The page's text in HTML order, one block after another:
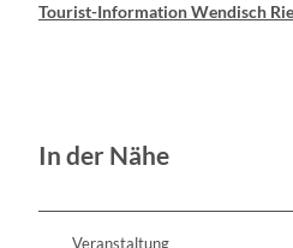
Tourist-Information Wendisch
In der Nähe
Veranstaltung